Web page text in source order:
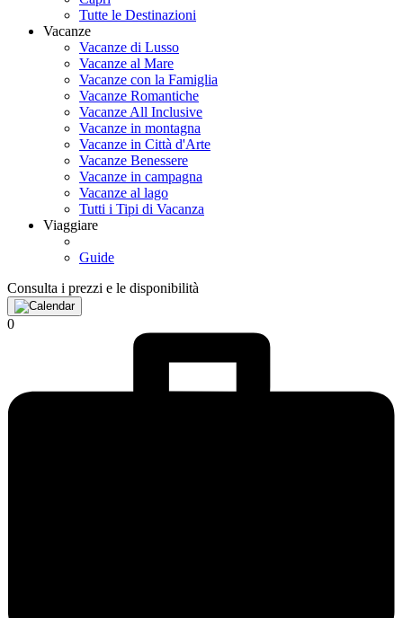
Tutte le Destinazioni
Vacanze
Vacanze di Lusso
Vacanze al Mare
Vacanze con la Famiglia
Vacanze Romantiche
Vacanze All Inclusive
Vacanze in montagna
Vacanze in Città d'Arte
Vacanze Benessere
Vacanze in campagna
Vacanze al lago
Tutti i Tipi di Vacanza
Viaggiare
Guide
Consulta i prezzi e le disponibilità
0